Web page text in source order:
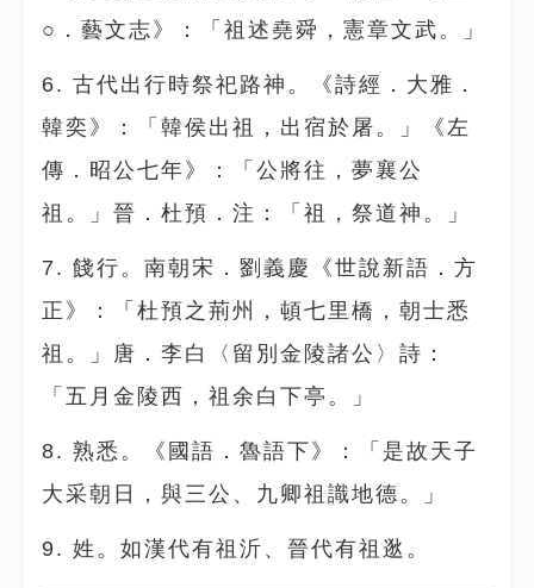
○．藝文志》：「祖述堯舜，憲章文武。」
6. 古代出行時祭祀路神。《詩經．大雅．
韓奕》：「韓侯出祖，出宿於屠。」《左
傳．昭公七年》：「公將往，夢襄公
祖。」晉．杜預．注：「祖，祭道神。」
7. 餞行。南朝宋．劉義慶《世說新語．方
正》：「杜預之荊州，頓七里橋，朝士悉
祖。」唐．李白〈留別金陵諸公〉詩：
「五月金陵西，祖余白下亭。」
8. 熟悉。《國語．魯語下》：「是故天子
大采朝日，與三公、九卿祖識地德。」
9. 姓。如漢代有祖沂、晉代有祖逖。